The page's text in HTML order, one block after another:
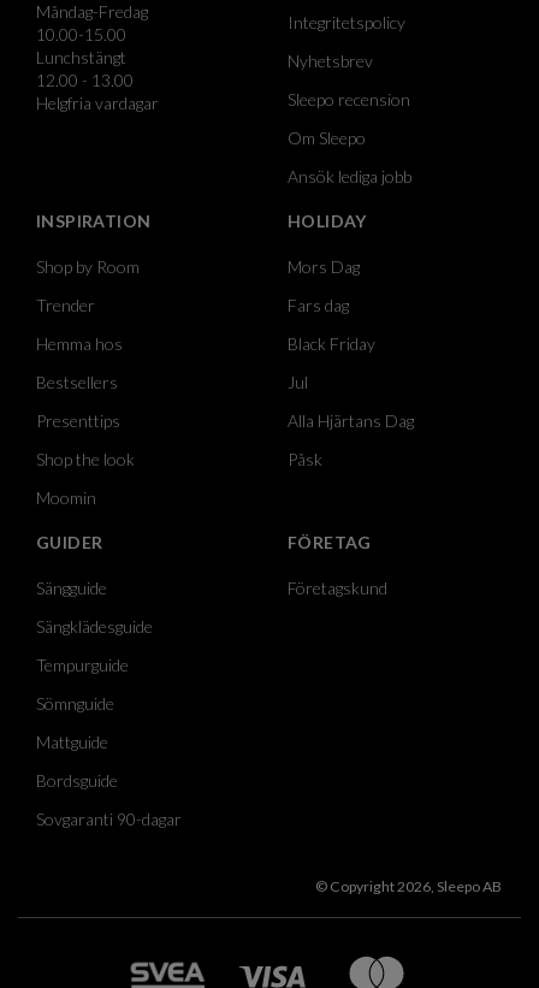
Måndag-Fredag
10.00-15.00
Lunchstängt
12.00 - 13.00
Helgfria vardagar
Integritetspolicy
Nyhetsbrev
Sleepo recension
Om Sleepo
Ansök lediga jobb
INSPIRATION
Shop by Room
Trender
Hemma hos
Bestsellers
Presenttips
Shop the look
Moomin
HOLIDAY
Mors Dag
Fars dag
Black Friday
Jul
Alla Hjärtans Dag
Påsk
GUIDER
Sängguide
Sängklädesguide
Tempurguide
Sömnguide
Mattguide
Bordsguide
Sovgaranti 90-dagar
FÖRETAG
Företagskund
© Copyright 2026, Sleepo AB